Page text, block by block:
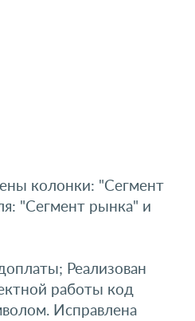
колонки: "Сегмент
"Сегмент рынка" и
Реализован
работы код
Исправлена